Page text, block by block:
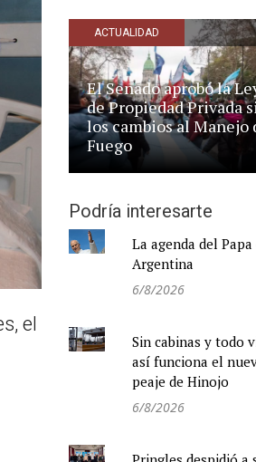
el
ACTUALIDAD
El Senado aprobó la
de Propiedad Privada
los cambios al Manejo
Fuego
Podría interesarte
La agenda del
Argentina
6/8/2026
Sin cabinas y todo
así funciona el
peaje de Hinojo
6/8/2026